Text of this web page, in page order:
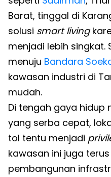
Barat, tinggal di
solusi smart living
menjadi lebih singkat.
menuju Bandara
kawasan industri di
mudah.
Di tengah gaya hidup
yang serba cepat,
tol tentu menjadi
kawasan ini juga
pembangunan